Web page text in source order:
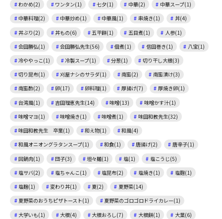
わかめ(2)
ワンタン(1) 七夕(1) 中華(2)
中華スープ(1)
中華料理(2)
中華炒め(1) 中華風(1) 串焼き(1)
丼(4)
丼ぶり(2)
丼もの(6) 五平餅(1) 五目煮(1)
人参(1)
会田勝弘(1)
会田勝弘先生(56) 佃煮(1) 信田巻き(1)
八宝(1)
冷ややっこ(1)
冷製スープ(1) 分葱(1)
切り干し大根(3)
切り昆布(1)
刈屋ナシのサラダ(1) 南蛮(2)
南蛮漬け(3)
南蛮酢(2)
卵(17) 卵料理(1) 厚揚げ(7)
厚焼き卵(1)
台湾風(1)
吉田理恵先生(14) 味噌(13)
味噌かす汁(1)
味噌マヨ(1)
味噌焼き(1) 味噌煮(1)
味田和教先生(32)
味田和教先生 卒業(1)
和え物(1)
和風(4)
和風オニオングラタンスープ(1)
和食(1) 唐揚げ(2)
唐辛子(1)
回鍋肉(1)
団子(3) 坦々麺(1) 塩(1)
塩こうじ(5)
塩サバ(2)
塩ちゃんこ(1) 塩昆布(2) 塩焼き(1)
塩麴(1)
塩麹(1)
変わり丼(1) 夏(2)
夏野菜(14)
夏野菜のおうちピザトースト(1)
夏野菜のゴロゴロドライカレー(1)
大学いも(1)
大根(4) 大根おろし(7) 大根餅(1)
大葉(6)